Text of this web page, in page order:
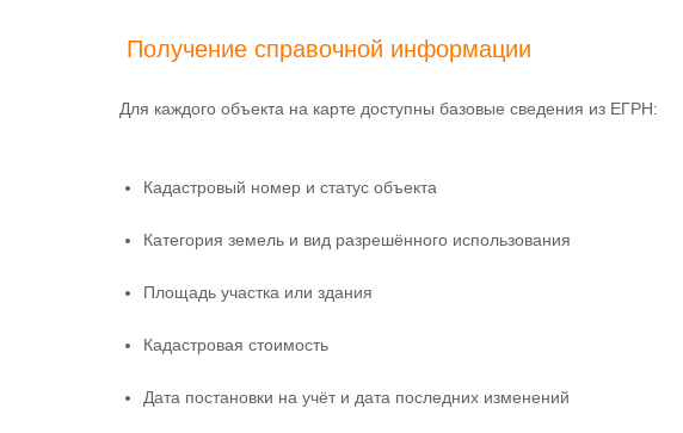
Получение справочной информации
Для каждого объекта на карте доступны базовые сведения из ЕГРН:
Кадастровый номер и статус объекта
Категория земель и вид разрешённого использования
Площадь участка или здания
Кадастровая стоимость
Дата постановки на учёт и дата последних изменений